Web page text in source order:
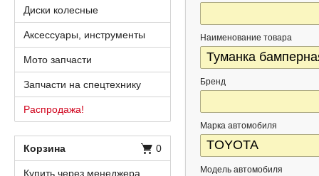
Наименование товара
Бренд
Марка автомобиля
Модель автомобиля
Диски колесные
Аксессуары, инструменты
Мото запчасти
Запчасти на спецтехнику
Распродажа!
Корзина 0
Купить через менеджера